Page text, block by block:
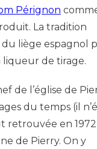
Pérignon
La tradition
liège espagnol
liqueur de tirage.
de l’église de
du temps (il
retrouvée en 1972
de Pierry. On y